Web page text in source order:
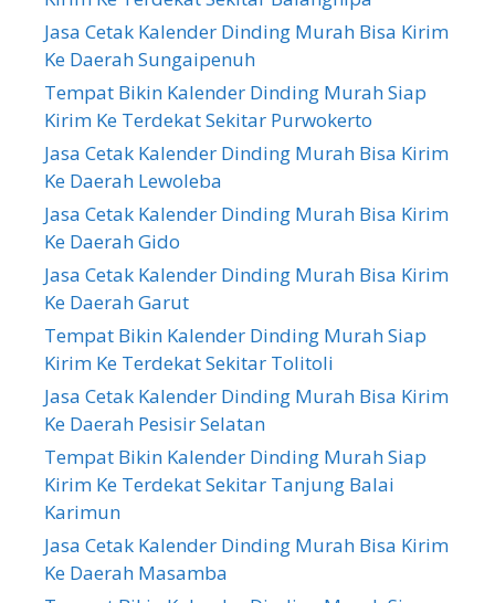
Jasa Cetak Kalender Dinding Murah Bisa Kirim
Ke Daerah Sungaipenuh
Tempat Bikin Kalender Dinding Murah Siap
Kirim Ke Terdekat Sekitar Purwokerto
Jasa Cetak Kalender Dinding Murah Bisa Kirim
Ke Daerah Lewoleba
Jasa Cetak Kalender Dinding Murah Bisa Kirim
Ke Daerah Gido
Jasa Cetak Kalender Dinding Murah Bisa Kirim
Ke Daerah Garut
Tempat Bikin Kalender Dinding Murah Siap
Kirim Ke Terdekat Sekitar Tolitoli
Jasa Cetak Kalender Dinding Murah Bisa Kirim
Ke Daerah Pesisir Selatan
Tempat Bikin Kalender Dinding Murah Siap
Kirim Ke Terdekat Sekitar Tanjung Balai
Karimun
Jasa Cetak Kalender Dinding Murah Bisa Kirim
Ke Daerah Masamba